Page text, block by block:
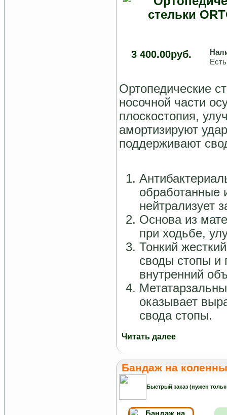
3 400.00руб.
Ортопедические
носочной части
плоскостопия,
амортизируют
поддерживают
обработанные
нейтрализует
Основа из
при ходьбе,
Тонкий
своды стопы и
внутренний
оказывает
свода стопы.
Читать далее
Бандаж на
Быстрый заказ (нужен